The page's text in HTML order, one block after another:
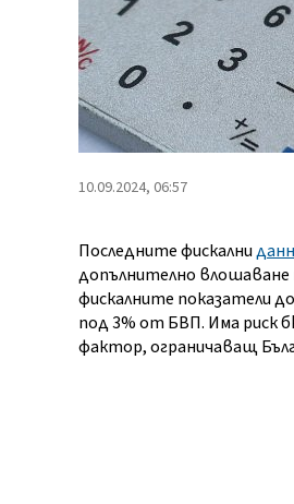
10.09.2024, 06:57
Последните фискални
допълнително
фискалните показатели
под 3% от БВП. Има риск
фактор, ограничаващ